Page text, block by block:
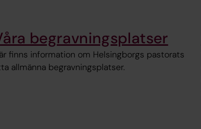
begravningsplatser
finns information om Helsingborgs pastorats
allmänna begravningsplatser.